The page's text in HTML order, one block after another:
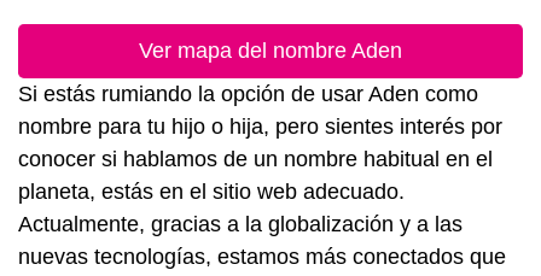
Ver mapa del nombre Aden
Si estás rumiando la opción de usar Aden como
nombre para tu hijo o hija, pero sientes interés por
conocer si hablamos de un nombre habitual en el
planeta, estás en el sitio web adecuado.
Actualmente, gracias a la globalización y a las
nuevas tecnologías, estamos más conectados que